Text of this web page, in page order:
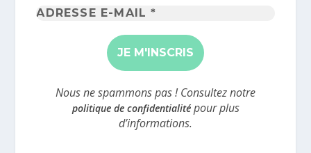
Adresse
mail
*
Nous ne spammons pas ! Consultez notre
politique de confidentialitépour plus
d’informations.